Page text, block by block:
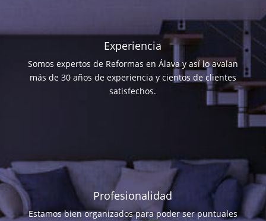
Experiencia
Somos expertos de Reformas en Álava y así lo avalan
más de 30 años de experiencia y cientos de clientes
satisfechos.
Profesionalidad
Estamos bien organizados para poder ser puntuales